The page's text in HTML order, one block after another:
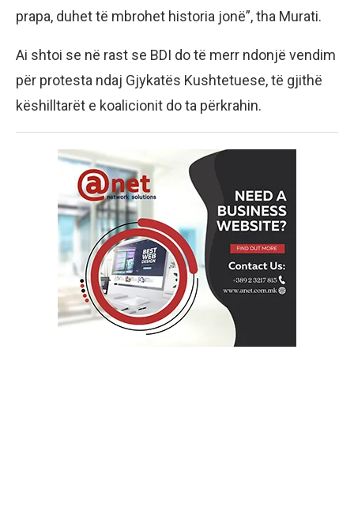
prapa, duhet të mbrohet historia jonë”, tha Murati.
Ai shtoi se në rast se BDI do të merr ndonjë vendim
për protesta ndaj Gjykatës Kushtetuese, të gjithë
këshilltarët e koalicionit do ta përkrahin.